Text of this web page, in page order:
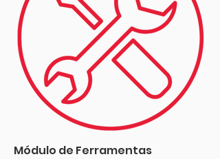
Módulo de Ferramentas